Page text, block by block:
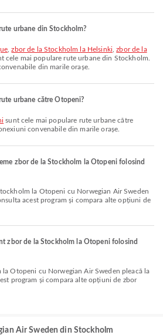
urbane din Stockholm?
,zbor de la Stockholm la Helsinki ,zbor de la
cele mai populare rute urbane din Stockholm.
din marile orașe.
urbane către Otopeni?
sunt cele mai populare rute urbane către
convenabile din marile orașe.
zbor de la Stockholm la Otopeni folosind
acest program și compara alte opțiuni de
zbor de la Stockholm la Otopeni folosind
program și compara alte opțiuni de zbor
Air Sweden din Stockholm